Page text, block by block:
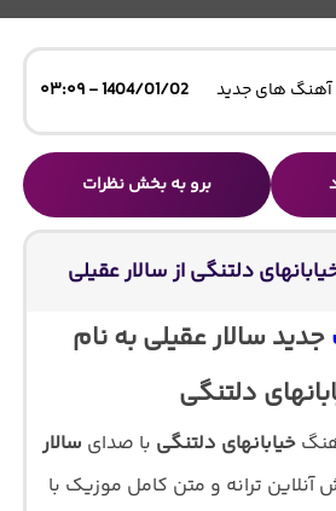
آهنگ های جدید 1404/01/02 - ۰۳:۰۹
برو به بخش نظرات
دلتنگی از سالار عقیلی
جدید سالار عقیلی به نام
دلتنگی
خیابانهای دلتنگی با صدای سالار
آنلاین ترانه و متن کامل موزیک با